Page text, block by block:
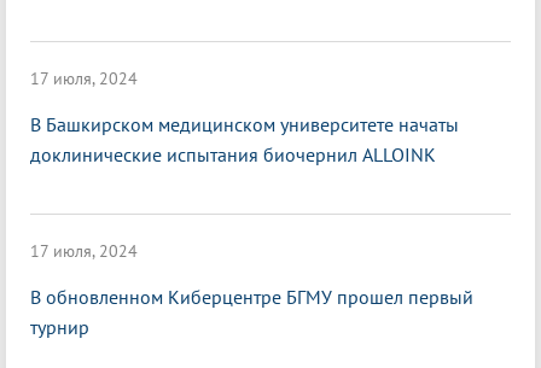
17 июля, 2024
В Башкирском медицинском университете начаты
доклинические испытания биочернил ALLOINK
17 июля, 2024
В обновленном Киберцентре БГМУ прошел первый
турнир